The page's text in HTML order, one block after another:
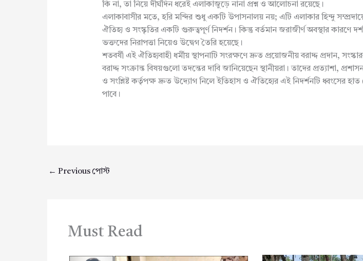
কি না, তা নিয়ে দীর্ঘদিন ধরেই এলাকাজুড়ে নানা প্রশ্ন ও আলোচনা রয়েছে।
এলাকাবাসীর মতে, হরি মন্দির শুধু একটি উপাসনালয় নয়; এটি এলাকার হিন্দু
ঐতিহ্য ও সংস্কৃতির একটি গুরুত্বপূর্ণ নিদর্শন। কিন্তু বর্তমান জরাজীর্ণ অবস্থার কারণে
ভক্তদের নিরাপত্তা নিয়েও উদ্বেগ তৈরি হয়েছে।
শতবর্ষী এই ঐতিহ্যবাহী ধর্মীয় স্থাপনাটি সংরক্ষণে দ্রুত প্রয়োজনীয় বরাদ্দ প্রদান,
বরাদ্দ সংক্রান্ত বিষয়গুলো তদন্তের দাবি জানিয়েছেন স্থানীয়রা। তাদের প্রত্যাশা,
ও সংশ্লিষ্ট কর্তৃপক্ষ দ্রুত উদ্যোগ নিলে ইতিহাস ও ঐতিহ্যের এই নিদর্শনটি ধ্বংসের হাত
পাবে।
← Previous পোস্ট
Must Read